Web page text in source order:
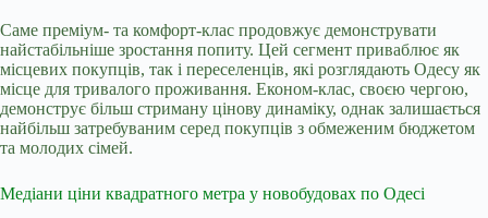
Саме преміум- та комфорт-клас продовжує демонструвати
найстабільніше зростання попиту. Цей сегмент приваблює як
місцевих покупців, так і переселенців, які розглядають Одесу як
місце для тривалого проживання. Економ-клас, своєю чергою,
демонструє більш стриману цінову динаміку, однак залишається
найбільш затребуваним серед покупців з обмеженим бюджетом
та молодих сімей.
Медіани ціни квадратного метра у новобудовах по Одесі